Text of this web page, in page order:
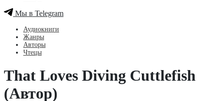
Мы в Telegram
Аудиокниги
Жанры
Авторы
Чтецы
That Loves Diving Cuttlefish
(Автор)